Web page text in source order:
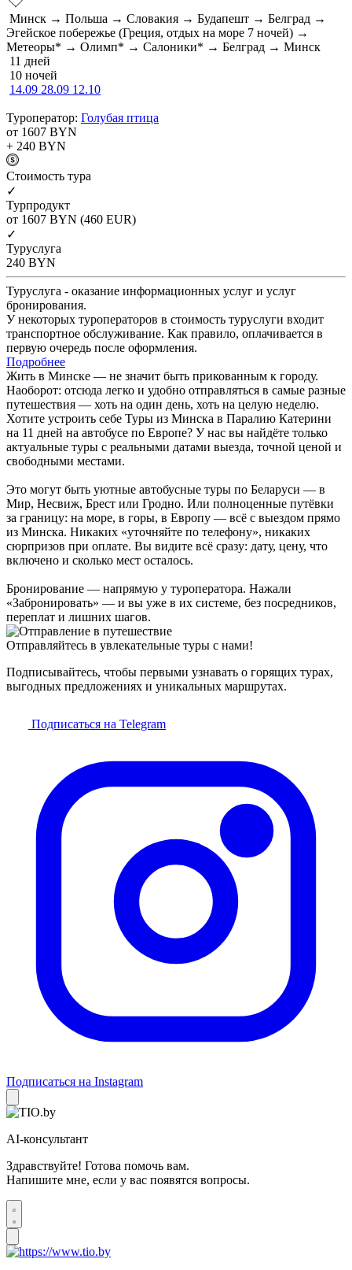
Минск → Польша → Словакия → Будапешт → Белград →
Эгейское побережье (Греция, отдых на море 7 ночей) →
Метеоры* → Олимп* → Салоники* → Белград → Минск
11 дней
10 ночей
14.09 28.09 12.10
Туроператор: Голубая птица
от 1607 BYN
+ 240 BYN
Cтоимость тура
✓
Турпродукт
от 1607 BYN (460 EUR)
✓
Туруслуга
240 BYN
Туруслуга - оказание информационных услуг и услуг
бронирования.
У некоторых туроператоров в стоимость туруслуги входит
транспортное обслуживание. Как правило, оплачивается в
первую очередь после оформления.
Подробнее
Жить в Минске — не значит быть прикованным к городу.
Наоборот: отсюда легко и удобно отправляться в самые разные
путешествия — хоть на один день, хоть на целую неделю.
Хотите устроить себе Туры из Минска в Паралию Катерини
на 11 дней на автобусе по Европе? У нас вы найдёте только
актуальные туры с реальными датами выезда, точной ценой и
свободными местами.
Это могут быть уютные автобусные туры по Беларуси — в
Мир, Несвиж, Брест или Гродно. Или полноценные путёвки
за границу: на море, в горы, в Европу — всё с выездом прямо
из Минска. Никаких «уточняйте по телефону», никаких
сюрпризов при оплате. Вы видите всё сразу: дату, цену, что
включено и сколько мест осталось.
Бронирование — напрямую у туроператора. Нажали
«Забронировать» — и вы уже в их системе, без посредников,
переплат и лишних шагов.
Отправляйтесь в увлекательные туры с нами!
Подписывайтесь, чтобы первыми узнавать о горящих турах,
выгодных предложениях и уникальных маршрутах.
Подписаться на Telegram
Подписаться на Instagram
AI-консультант
Здравствуйте! Готова помочь вам.
Напишите мне, если у вас появятся вопросы.